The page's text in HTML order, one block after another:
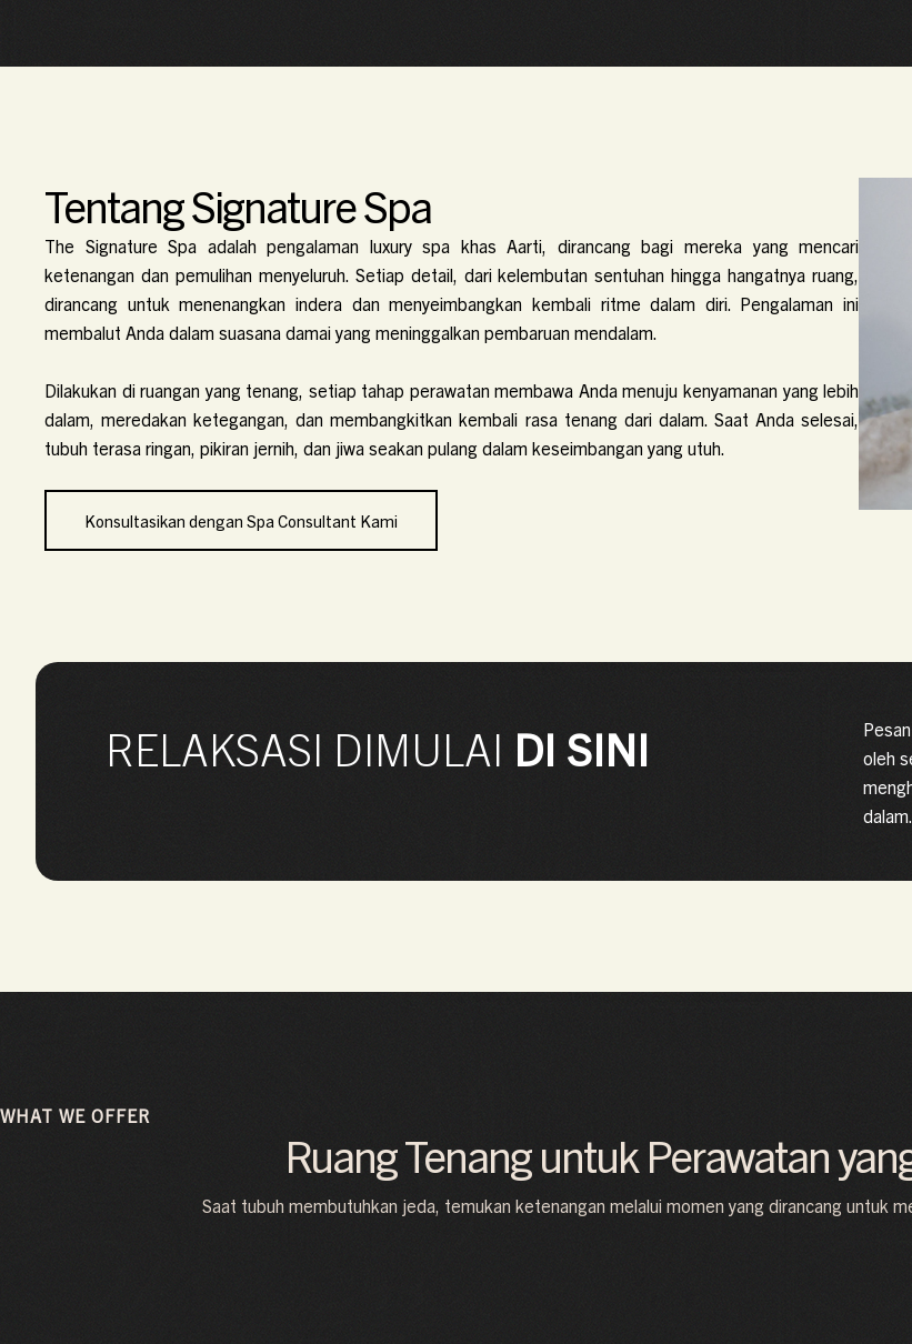
Tentang Signature Spa
The Signature Spa adalah pengalaman luxury spa khas Aarti, dirancang bagi mereka yang mencari
ketenangan dan pemulihan menyeluruh. Setiap detail, dari kelembutan sentuhan hingga hangatnya ruang,
dirancang untuk menenangkan indera dan menyeimbangkan kembali ritme dalam diri. Pengalaman ini
membalut Anda dalam suasana damai yang meninggalkan pembaruan mendalam.
Dilakukan di ruangan yang tenang, setiap tahap perawatan membawa Anda menuju kenyamanan yang lebih
dalam, meredakan ketegangan, dan membangkitkan kembali rasa tenang dari dalam. Saat Anda selesai,
tubuh terasa ringan, pikiran jernih, dan jiwa seakan pulang dalam keseimbangan yang utuh.
Konsultasikan dengan Spa Consultant Kami
RELAKSASI DIMULAI DI SINI
oleh
dalam.
WHAT WE OFFER
Ruang Tenang untuk Perawatan
Saat tubuh membutuhkan jeda, temukan ketenangan melalui momen yang dirancang untuk